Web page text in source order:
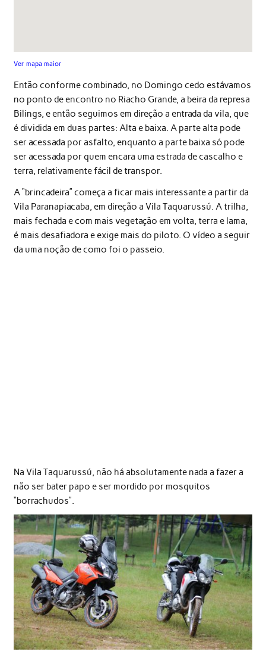
Ver mapa maior
Então conforme combinado, no Domingo cedo estávamos
no ponto de encontro no Riacho Grande, a beira da represa
Bilings, e então seguimos em direção a entrada da vila, que
é dividida em duas partes: Alta e baixa. A parte alta pode
ser acessada por asfalto, enquanto a parte baixa só pode
ser acessada por quem encara uma estrada de cascalho e
terra, relativamente fácil de transpor.
A “brincadeira” começa a ficar mais interessante a partir da
Vila Paranapiacaba, em direção a Vila Taquarussú. A trilha,
mais fechada e com mais vegetação em volta, terra e lama,
é mais desafiadora e exige mais do piloto. O vídeo a seguir
da uma noção de como foi o passeio.
Na Vila Taquarussú, não há absolutamente nada a fazer a
não ser bater papo e ser mordido por mosquitos
“borrachudos”.